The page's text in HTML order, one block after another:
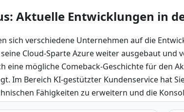
Aktuelle Entwicklungen in
sich verschiedene Unternehmen auf die
Cloud-Sparte Azure weiter ausgebaut und
eine mögliche Comeback-Geschichte für den
Im Bereich KI-gestützter Kundenservice hat
Fähigkeiten zu erweitern und die